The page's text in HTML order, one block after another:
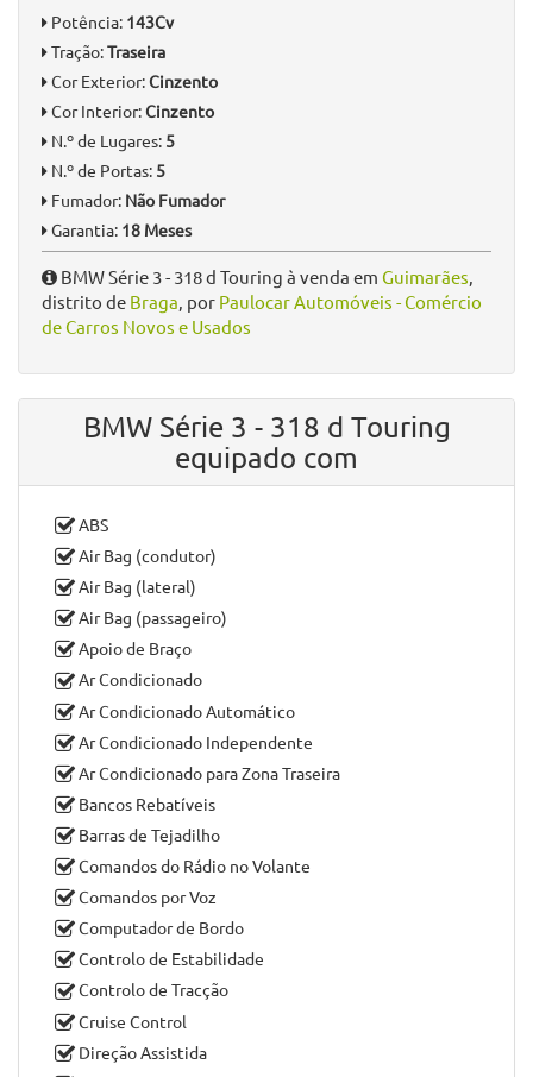
Quilómetros:243.000 km
Ano:2012
Tipo:Carrinha
Combustível:Gasóleo
Caixa de Velocidades:
Estado:Usado
Motor: 1995Cc
N.º de Velocidades:6
Potência:143Cv
Tração:Traseira
Cor Exterior: Cinzento
Cor Interior:Cinzento
N.º de Lugares:5
N.º de Portas: 5
Não Fumador
Garantia:18 Meses
BMW Série 3 - 318 d Touring à venda em
distrito deBraga, por
de Carros Novos e Usados
BMW Série 3 - 318 d Touring
equipado com
ABS
Air Bag (condutor)
Air Bag (lateral)
Air Bag (passageiro)
Apoio de Braço
Ar Condicionado
Ar Condicionado Automático
Ar Condicionado Independente
Ar Condicionado para Zona Traseira
Bancos Rebatíveis